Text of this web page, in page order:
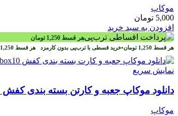
موکاپ
5,000 تومان
افزودن به سبد خرید
هر قسط 1,250 تومان
هر قسط 1,250 تومان•خرید قسطی با ترب‌پی بدون کارمزد هر قسط 1,250
نمایش سریع
دانلود موکاپ جعبه و کارتن بسته بندی کفش mockup.box10
موکاپ